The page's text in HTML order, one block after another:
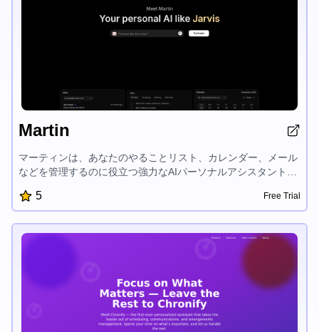
Martin
マーティンは、あなたのやることリスト、カレンダー、メール
などを管理するのに役立つ強力なAIパーソナルアシスタントで
ーティンはあなたが重要なことに集中できるように、すべてを
覚えています。「追加の脳」と表現されるマーティンは、忙し
5 Free Trial